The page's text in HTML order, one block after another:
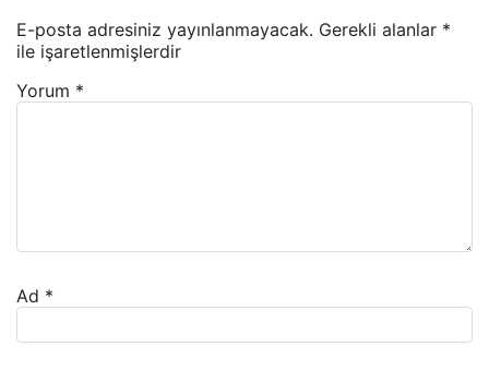
E-posta adresiniz yayınlanmayacak. Gerekli alanlar *
ile işaretlenmişlerdir
Yorum *
Ad *